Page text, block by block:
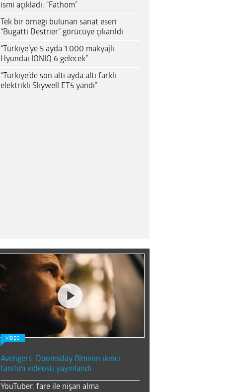
ismi açıkladı: “Fathom”
Tek bir örneği bulunan sanat eseri
“Bugatti Destrier” görücüye çıkarıldı
“Türkiye’ye 5 ayda 1.000 makyajlı
Hyundai IONIQ 6 gelecek”
“Türkiye’de son altı ayda altı farklı
elektrikli Skywell ET5 yandı”
VİDEO
Avengers: Doomsday filminin ikinci
tanıtım videosu yayınlandı
YouTuber, fare ile nişan alma